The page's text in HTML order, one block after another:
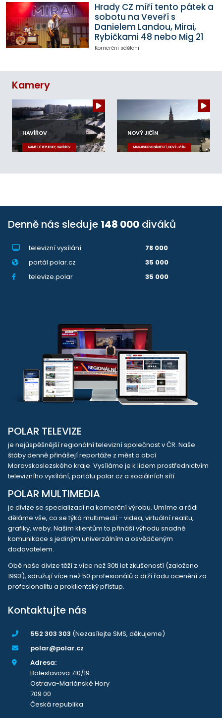
Hrady CZ míří tento pátek a
sobotu na Veveří s
Danielem Landou, Mirai,
Rybičkami 48 nebo Mig 21
Komerční sdělení
Kamery
HAVÍŘOV
NÁMĚSTÍ REPUBLIKY, HAVÍŘOV
NOVÝ JIČÍN
MASARYKOVO NÁMĚSTÍ, NOVÝ JIČÍN
Denně nás sleduje 148 000 diváků
televizní vysílání
78 000
portál polar.cz
35 000
televize.polar
35 000
POLAR TELEVIZE
je nejúspěšnější regionální televizní společnost v ČR. Naše
štáby denně přinášejí reportáže z měst a obcí
Moravskoslezského kraje. Vysíláme je k lidem prostřednictvím
televizního vysílání, portálu polar.cz a sociálních sítí.
POLAR MULTIMEDIA
je divize se specializací na komerční výrobu. Umíme a rádi
děláme vše, co se týká multimedií - videa, virtuální realitu,
grafiky, weby. Našim klientům to přináší výhodu snadné
komunikace s jediným univerzálním a osvědčeným
dodavatelem.
Obě naše divize těží z více než 30ti let zkušeností (založeno
1993), sdružují více než 50 profesionálů a drží řadu ocenění za
profesionalitu a proklientský přístup.
Kontaktujte nás
552 303 303 (Nezasílejte SMS, děkujeme)
polar@polar.cz
Adresa:
Boleslavova 710/19
Ostrava-Mariánské Hory
709 00
Česká republika